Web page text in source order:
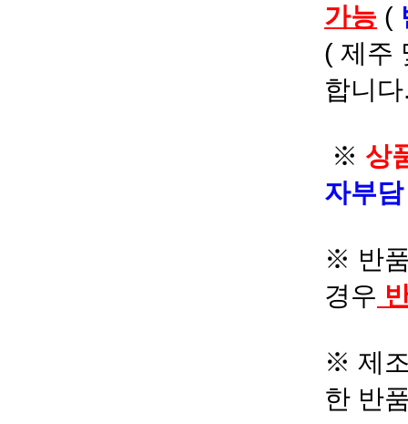
가능 (
( 제주
합니
※ 상
자부
※ 반
경우
※ 제
한 반